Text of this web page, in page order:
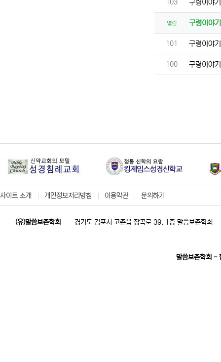
번호
103 구령이야
열람 구령이야
번호
101 구령이야
번호
100 구령이야
사이트 소개 개인정보처리방침 이용약관 문의하기
(유)말씀보존학회 경기도 김포시 고촌읍 장곡로 39, 1층 말씀보존학회
말씀보존학회 -